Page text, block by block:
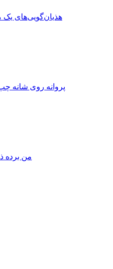
هذیان‌گویی‌های
پروانه روی شانه
من برده